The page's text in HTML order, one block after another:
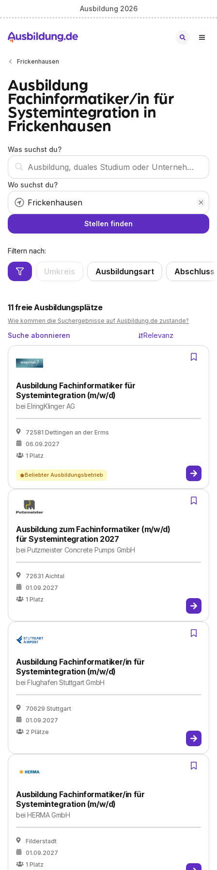
Ausbildung 2026
Frickenhausen
Ausbildung
Fachinformatiker/in für
Systemintegration in
Frickenhausen
Was suchst du?
Wo suchst du?
Stellen finden
Filtern nach:
Umkreis Ausbildungsart Abschluss
11freie Ausbildungsplätze
Wie kommen die Suchergebnisse auf Ausbildung.de zustande?
Suche abonnieren Relevanz
Ausbildung Fachinformatiker für
Systemintegration (m/w/d)
beiElringKlinger AG
72581 Dettingen an der Erms
06.09.2027
1 Platz
Beliebter Ausbildungsbetrieb
Ausbildung zum Fachinformatiker (m/w/d)
für Systemintegration 2027
beiPutzmeister Concrete Pumps GmbH
72631 Aichtal
01.09.2027
1 Platz
Ausbildung Fachinformatiker/in für
Systemintegration (m/w/d)
beiFlughafen Stuttgart GmbH
70629 Stuttgart
01.09.2027
2 Plätze
Ausbildung Fachinformatiker/in für
Systemintegration (m/w/d)
beiHERMA GmbH
Filderstadt
01.09.2027
1 Platz